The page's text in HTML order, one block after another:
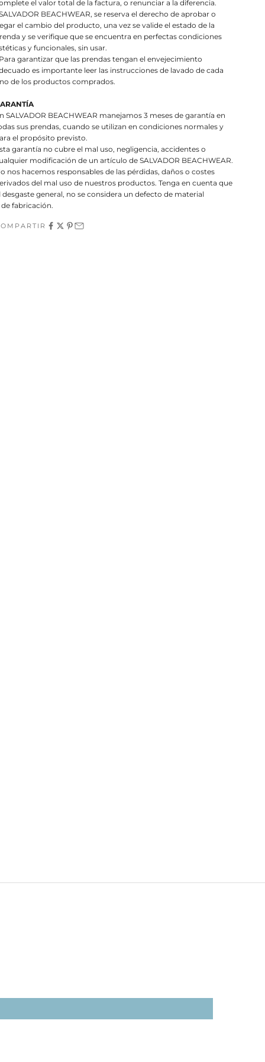
el valor total de la factura, o renunciar a la diferencia.
SALVADOR BEACHWEAR, se reserva el derecho de aprobar o
el cambio del producto, una vez se valide el estado de la
y se verifique que se encuentra en perfectas condiciones
y funcionales, sin usar.
Para garantizar que las prendas tengan el envejecimiento
es importante leer las instrucciones de lavado de cada
de los productos comprados.
SALVADOR BEACHWEAR manejamos 3 meses de garantía en
sus prendas, cuando se utilizan en condiciones normales y
el propósito previsto.
garantía no cubre el mal uso, negligencia, accidentes o
modificación de un artículo de SALVADOR BEACHWEAR.
nos hacemos responsables de las pérdidas, daños o costes
del mal uso de nuestros productos. Tenga en cuenta que
desgaste general, no se considera un defecto de material
de fabricación.